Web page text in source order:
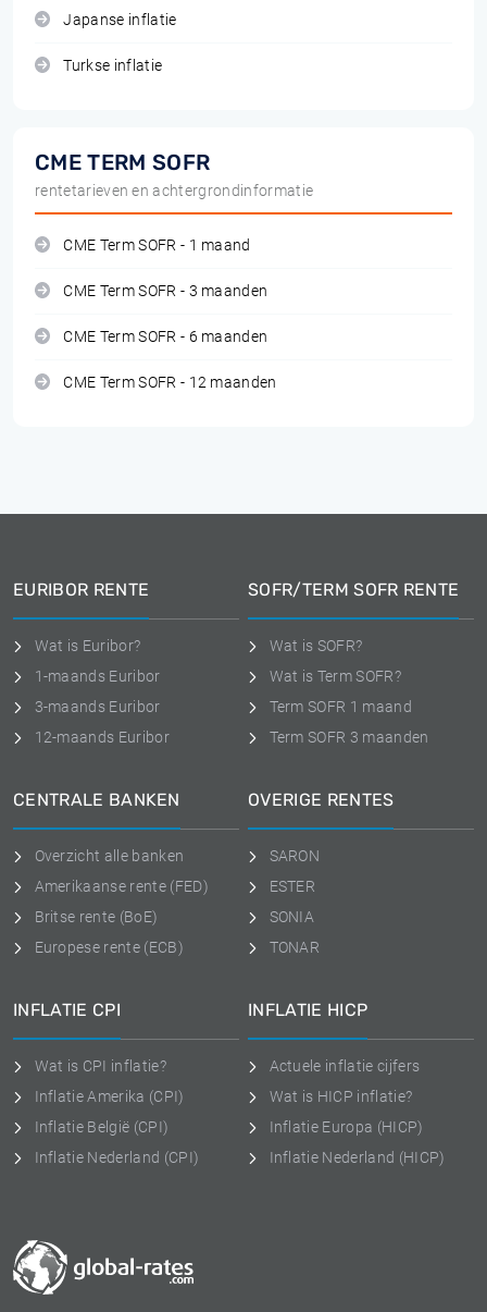
Japanse inflatie
Turkse inflatie
CME TERM SOFR
rentetarieven en achtergrondinformatie
CME Term SOFR - 1 maand
CME Term SOFR - 3 maanden
CME Term SOFR - 6 maanden
CME Term SOFR - 12 maanden
EURIBOR RENTE
Wat is Euribor?
1-maands Euribor
3-maands Euribor
12-maands Euribor
SOFR/TERM SOFR RENTE
Wat is SOFR?
Wat is Term SOFR?
Term SOFR 1 maand
Term SOFR 3 maanden
CENTRALE BANKEN
Overzicht alle banken
Amerikaanse rente (FED)
Britse rente (BoE)
Europese rente (ECB)
OVERIGE RENTES
SARON
ESTER
SONIA
TONAR
INFLATIE CPI
Wat is CPI inflatie?
Inflatie Amerika (CPI)
Inflatie België (CPI)
Inflatie Nederland (CPI)
INFLATIE HICP
Actuele inflatie cijfers
Wat is HICP inflatie?
Inflatie Europa (HICP)
Inflatie Nederland (HICP)